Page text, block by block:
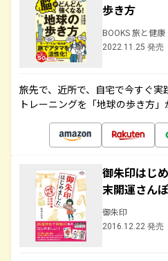
歩き方
BOOKS 旅と健康
2022.11.25 発売
旅先で、近所で、自宅で今すぐ
トレーニングを「地球の歩き方
御朱印はじ
末開運さんぽ
御朱印
2016.12.22 発売